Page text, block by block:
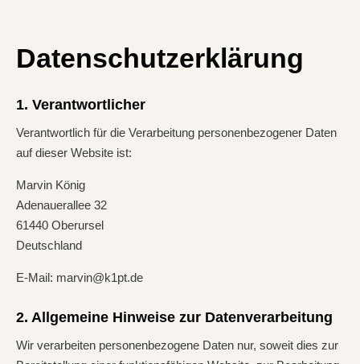
Datenschutzerklärung
1. Verantwortlicher
Verantwortlich für die Verarbeitung personenbezogener Daten
auf dieser Website ist:
Marvin König
Adenauerallee 32
61440 Oberursel
Deutschland
E-Mail: marvin@k1pt.de
2. Allgemeine Hinweise zur Datenverarbeitung
Wir verarbeiten personenbezogene Daten nur, soweit dies zur